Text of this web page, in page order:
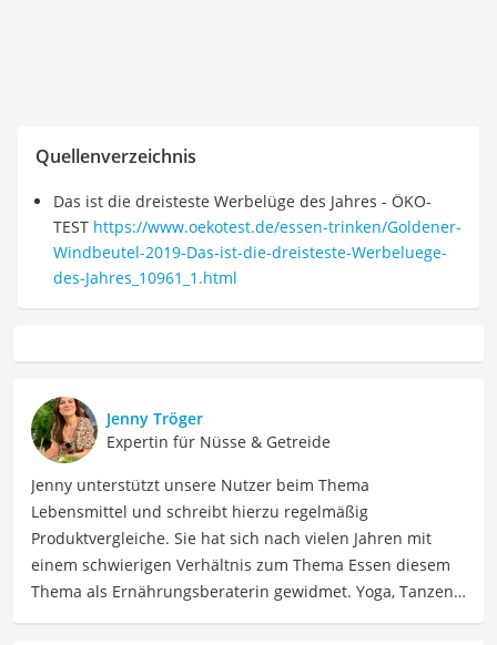
Quellenverzeichnis
Das ist die dreisteste Werbelüge des Jahres - ÖKO-
TEST https://www.oekotest.de/essen-trinken/Goldener-
Windbeutel-2019-Das-ist-die-dreisteste-Werbeluege-
des-Jahres_10961_1.html
Jenny Tröger
Expertin für Nüsse & Getreide
Jenny unterstützt unsere Nutzer beim Thema
Lebensmittel und schreibt hierzu regelmäßig
Produktvergleiche. Sie hat sich nach vielen Jahren mit
einem schwierigen Verhältnis zum Thema Essen diesem
Thema als Ernährungsberaterin gewidmet. Yoga, Tanzen,